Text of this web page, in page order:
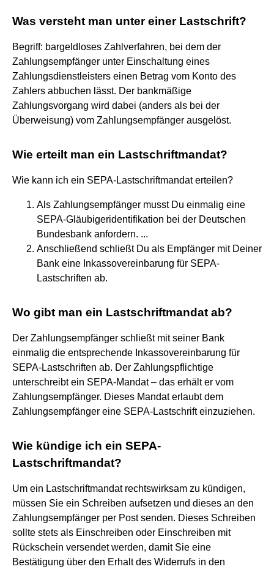
Was versteht man unter einer Lastschrift?
Begriff: bargeldloses Zahlverfahren, bei dem der
Zahlungsempfänger unter Einschaltung eines
Zahlungsdienstleisters einen Betrag vom Konto des
Zahlers abbuchen lässt. Der bankmäßige
Zahlungsvorgang wird dabei (anders als bei der
Überweisung) vom Zahlungsempfänger ausgelöst.
Wie erteilt man ein Lastschriftmandat?
Wie kann ich ein SEPA-Lastschriftmandat erteilen?
Als Zahlungsempfänger musst Du einmalig eine
SEPA-Gläubigeridentifikation bei der Deutschen
Bundesbank anfordern. ...
Anschließend schließt Du als Empfänger mit Deiner
Bank eine Inkassovereinbarung für SEPA-
Lastschriften ab.
Wo gibt man ein Lastschriftmandat ab?
Der Zahlungsempfänger schließt mit seiner Bank
einmalig die entsprechende Inkassovereinbarung für
SEPA-Lastschriften ab. Der Zahlungspflichtige
unterschreibt ein SEPA-Mandat – das erhält er vom
Zahlungsempfänger. Dieses Mandat erlaubt dem
Zahlungsempfänger eine SEPA-Lastschrift einzuziehen.
Wie kündige ich ein SEPA-
Lastschriftmandat?
Um ein Lastschriftmandat rechtswirksam zu kündigen,
müssen Sie ein Schreiben aufsetzen und dieses an den
Zahlungsempfänger per Post senden. Dieses Schreiben
sollte stets als Einschreiben oder Einschreiben mit
Rückschein versendet werden, damit Sie eine
Bestätigung über den Erhalt des Widerrufs in den